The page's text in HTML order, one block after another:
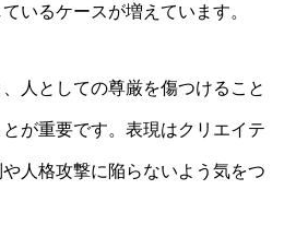
いるケースが増えています。
人としての尊厳を傷つけること
が重要です。表現はクリエイテ
人格攻撃に陥らないよう気をつ